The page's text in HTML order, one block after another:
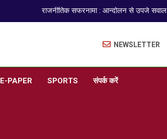
राजनीतिक सफरनामा : आन्दोलन से उपजे सवाल
ISO 9001:2015 Certified
NEWSLETTER
E-PAPER SPORTS संपर्क करें